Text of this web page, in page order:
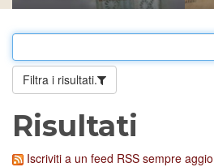
Filtra i risultati.
Risultati
Iscriviti a un feed RSS sempre